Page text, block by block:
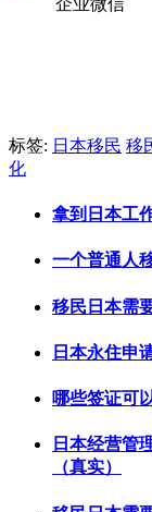
标签: 日本移民 移
化
拿到日本工
一个普通人
移民日本需
日本永住申
哪些签证可
日本经营管
（真实）